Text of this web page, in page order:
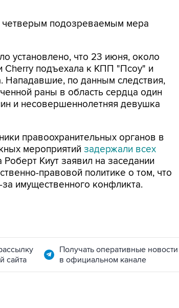
четверым подозреваемым мера
установлено, что 23 июня, около
Cherry подъехала к КПП "Псоу" и
Нападавшие, по данным следствия,
раны в область сердца один
и несовершеннолетняя девушка
правоохранительных органов в
мероприятий задержали всех
Роберт Киут заявил на заседании
правовой политике о том, что
имущественного конфликта.
сайта
Получать оперативные новости
в официальном канале